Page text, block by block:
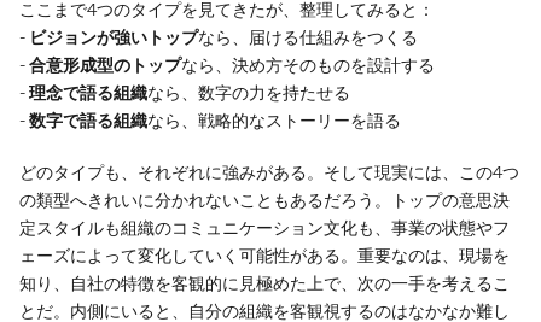
ここまで4つのタイプを見てきたが、整理してみると：
- ビジョンが強いトップなら、届ける仕組みをつくる
- 合意形成型のトップなら、決め方そのものを設計する
- 理念で語る組織なら、数字の力を持たせる
- 数字で語る組織なら、戦略的なストーリーを語る
どのタイプも、それぞれに強みがある。そして現実には、この4つ
の類型へきれいに分かれないこともあるだろう。トップの意思決
定スタイルも組織のコミュニケーション文化も、事業の状態やフ
ェーズによって変化していく可能性がある。重要なのは、現場を
知り、自社の特徴を客観的に見極めた上で、次の一手を考えるこ
とだ。内側にいると、自分の組織を客観視するのはなかなか難し